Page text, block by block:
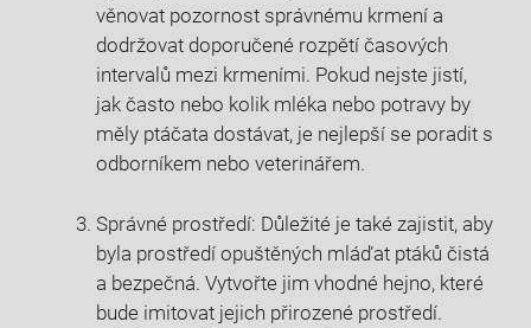
věnovat pozornost správnému krmení a
dodržovat doporučené rozpětí časových
intervalů mezi krmeními. Pokud nejste jistí,
jak často nebo kolik mléka nebo potravy by
měly ptáčata dostávat, je nejlepší se poradit s
odborníkem nebo veterinářem.
Správné prostředí: Důležité je také zajistit, aby
byla prostředí opuštěných mláďat ptáků čistá
a bezpečná. Vytvořte jim vhodné hejno, které
bude imitovat jejich přirozené prostředí.